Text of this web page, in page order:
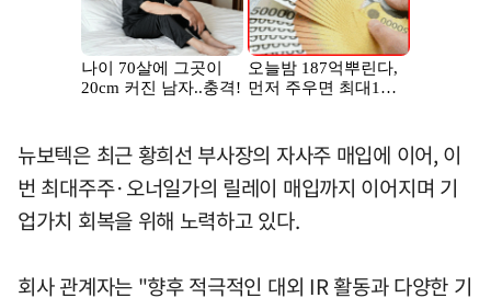
뉴보텍은 최근 황희선 부사장의 자사주 매입에 이어, 이
번 최대주주·오너일가의 릴레이 매입까지 이어지며 기
업가치 회복을 위해 노력하고 있다.
회사 관계자는 "향후 적극적인 대외 IR 활동과 다양한 기